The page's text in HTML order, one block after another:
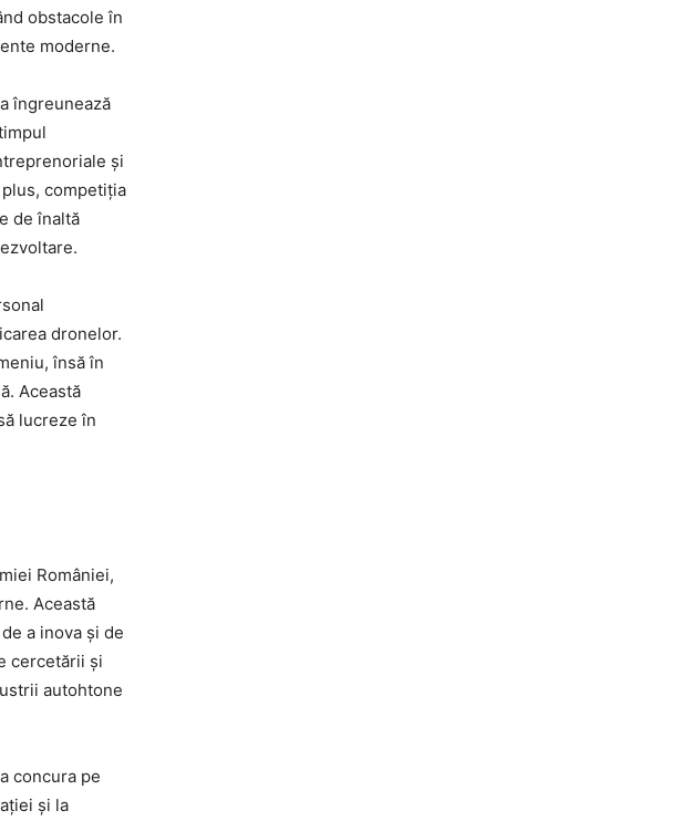
obstacole în
moderne.
îngreunează
și
competiția
de înaltă
dronelor.
însă în
Această
lucreze în
României,
Această
a inova și de
cercetării și
autohtone
concura pe
și la